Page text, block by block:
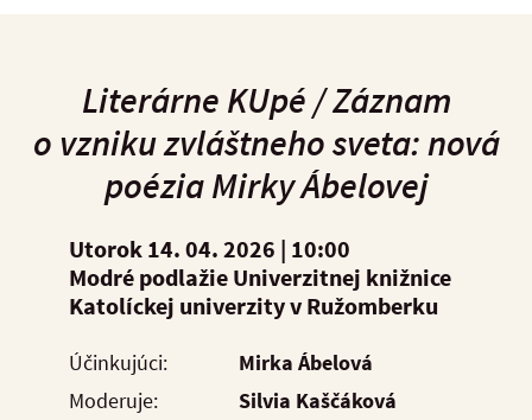
Literárne KUpé /Záznam
o vzniku zvláštneho sveta: nová
poézia Mirky Ábelovej
Utorok 14. 04. 2026 | 10:00
Modré podlažie Univerzitnej knižnice
Katolíckej univerzity v Ružomberku
Účinkujúci:
Mirka Ábelová
Moderuje:
Silvia Kaščáková